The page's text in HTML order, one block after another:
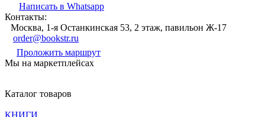
Написать в Whatsapp
Контакты:
Москва, 1-я Останкинская 53, 2 этаж, павильон Ж-17
order@bookstr.ru
Проложить маршрут
Мы на маркетплейсах
Каталог товаров
КНИГИ